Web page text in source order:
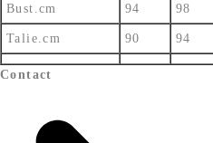
Bust.cm 94 98
Talie.cm 90 94
Contact